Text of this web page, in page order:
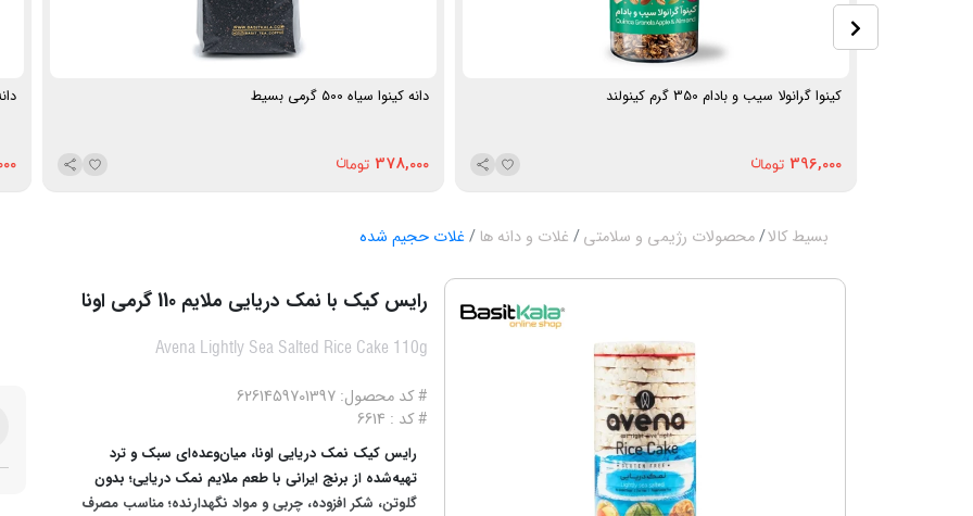
کینوا گرانولا سیب و بادام 350 گرم کینولند
396,000
دانه کینوا سیاه 500 گرمی بسیط
378,000
دانه
بسیط کالا محصولات رژیمی و سلامتی غلات و دانه ها غلات حجیم شده
رایس کیک با نمک دریایی ملایم 110 گرمی اونا
Avena Lightly Sea Salted Rice Cake 110g
# کد محصول: 6261459701397
# کد : 6614
رایس کیک نمک دریایی اونا، میان‌وعده‌ای سبک و ترد
تهیه‌شده از برنج ایرانی با طعم ملایم نمک دریایی؛ بدون
گلوتن، شکر افزوده، چربی و مواد نگهدارنده؛ مناسب مصرف